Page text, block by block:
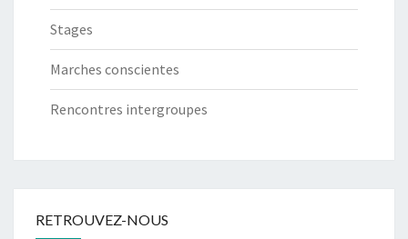
Stages
Marches conscientes
Rencontres intergroupes
RETROUVEZ-NOUS